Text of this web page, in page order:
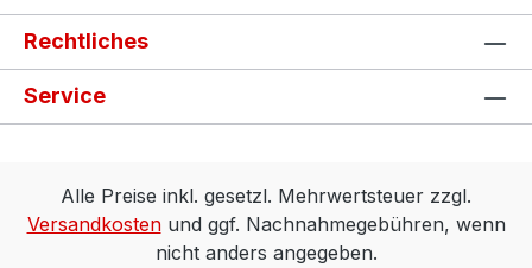
Rechtliches
Service
Alle Preise inkl. gesetzl. Mehrwertsteuer zzgl.
Versandkostenund ggf. Nachnahmegebühren, wenn
nicht anders angegeben.